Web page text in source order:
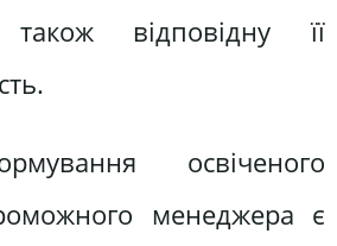
відповідну її
освіченого
менеджера є